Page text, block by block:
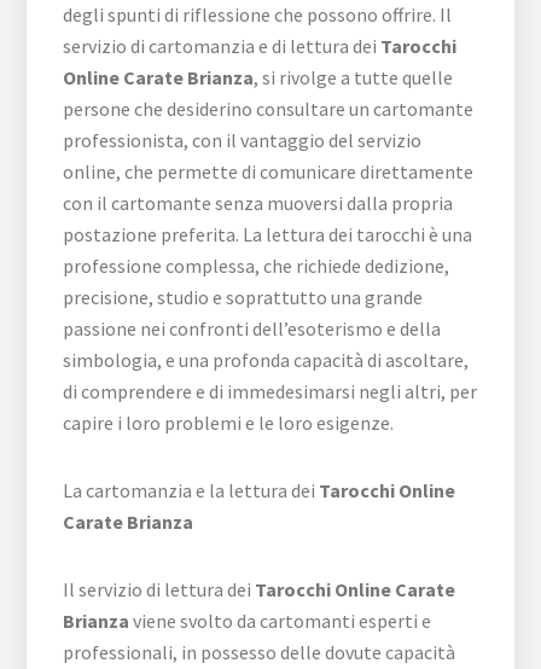
degli spunti di riflessione che possono offrire. Il
servizio di cartomanzia e di lettura dei Tarocchi
Online Carate Brianza, si rivolge a tutte quelle
persone che desiderino consultare un cartomante
professionista, con il vantaggio del servizio
online, che permette di comunicare direttamente
con il cartomante senza muoversi dalla propria
postazione preferita. La lettura dei tarocchi è una
professione complessa, che richiede dedizione,
precisione, studio e soprattutto una grande
passione nei confronti dell’esoterismo e della
simbologia, e una profonda capacità di ascoltare,
di comprendere e di immedesimarsi negli altri, per
capire i loro problemi e le loro esigenze.
La cartomanzia e la lettura dei Tarocchi Online
Carate Brianza
Il servizio di lettura dei Tarocchi Online Carate
Brianza viene svolto da cartomanti esperti e
professionali, in possesso delle dovute capacità